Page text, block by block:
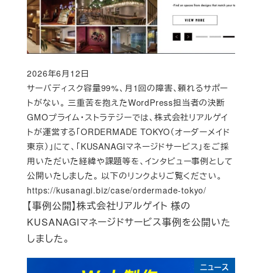
【事例公開】株式会社リアルゲイト 様の
KUSANAGIマネージドサービス事例を公開いた
しました。
サーバディスク容量99%、月1回の障害、頼れるサポー
トがない。 三重苦を抱えたWordPress担当者の決断
GMOプライム・ストラテジーでは、株式会社リアルゲイ
トが運営する「ORDERMADE TOKYO（オーダーメイド
東京）」にて、「KUSANAGIマネージドサービス」をご採
用いただいた経緯や課題等を、インタビュー事例として
公開いたしました。 以下のリンクよりご覧ください。
https://kusanagi.biz/case/ordermade-tokyo/
Published
2026年6月12日
ニュース